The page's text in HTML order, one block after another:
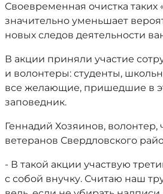
Своевременная очистка таких
значительно уменьшает
новых следов деятельности
В акции приняли участие
и волонтеры: студенты,
все желающие, пришедшие в
заповедник.
Геннадий Хозяинов, волонтер,
ветеранов Свердловского
- В такой акции участвую
с собой внучку. Считаю наш